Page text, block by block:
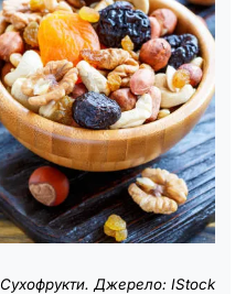
Сухофрукти. Джерело: IStock